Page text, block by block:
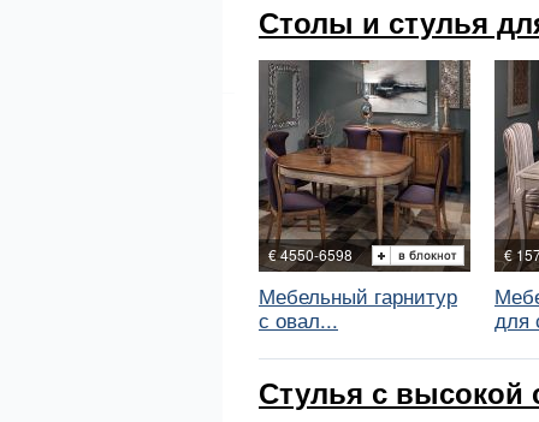
Столы и стулья
€ 4550-6598
Мебельный гарнитур
с овал...
€
для
Стулья с высокой